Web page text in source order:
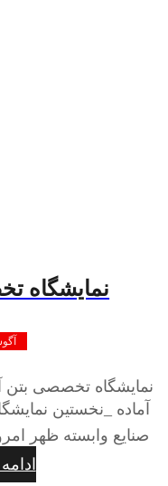
نمایشگاه
نمایشگاه تخصصی بتن
آماده _نخستین
صنایع وابسته ظهر